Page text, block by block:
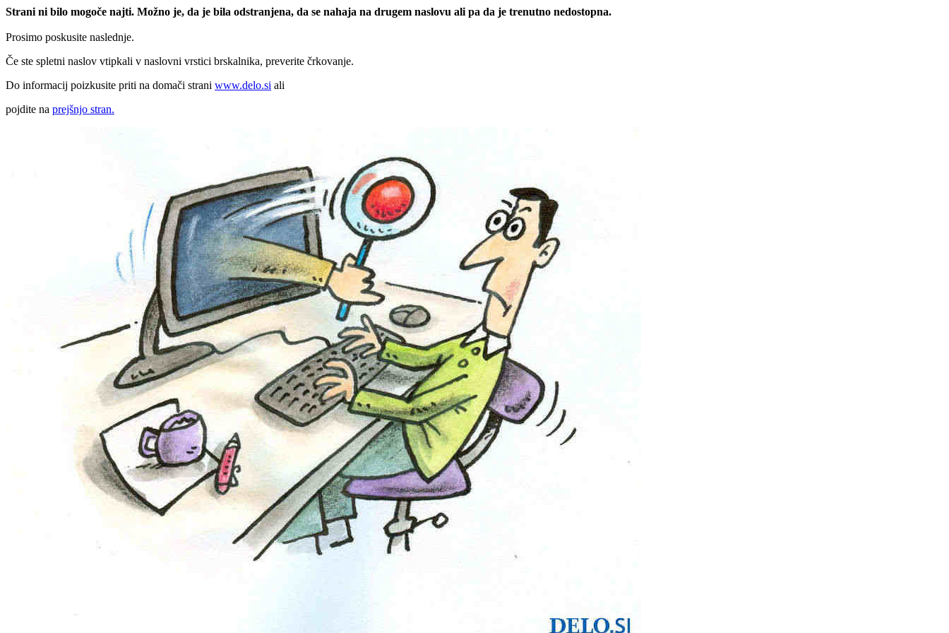
Strani ni bilo mogoče najti. Možno je, da je bila odstranjena, da se nahaja na drugem naslovu ali pa da je trenutno nedostopna.
Prosimo poskusite naslednje.
Če ste spletni naslov vtipkali v naslovni vrstici brskalnika, preverite črkovanje.
Do informacij poizkusite priti na domači strani www.delo.si ali
pojdite na prejšnjo stran.